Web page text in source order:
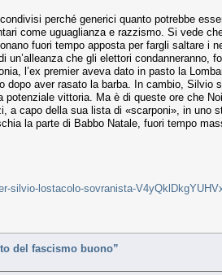
perché generici quanto potrebbe
come uguaglianza e razzismo. Si vede
fuori tempo apposta per fargli saltare i
che gli elettori condanneranno,
l’ex premier aveva dato in pasto la
aver rasato la barba. In cambio,
vittoria. Ma è di queste ore che
capo della sua lista di «scarponi», in uno
la parte di Babbo Natale, fuori tempo
silvio-lostacolo-sovranista-
del fascismo buono”